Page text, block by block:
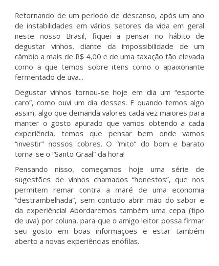
Retornando de um período de descanso, após um ano
de instabilidades em vários setores da vida em geral
neste nosso Brasil, fiquei a pensar no hábito de
degustar vinhos, diante da impossibilidade de um
câmbio a mais de R$ 4,00 e de uma taxação tão elevada
como a que temos sobre itens como o apaixonante
fermentado de uva...
Degustar vinhos tornou-se hoje em dia um “esporte
caro”, como ouvi um dia desses. E quando temos algo
assim, algo que demanda valores cada vez maiores para
manter o gosto apurado que vamos obtendo a cada
experiência, temos que pensar bem onde vamos
“investir” nossos cobres. O “mito” do bom e barato
torna-se o “Santo Graal” da hora!
Pensando nisso, começamos hoje uma série de
sugestões de vinhos chamados “honestos”, que nos
permitem remar contra a maré de uma economia
“destrambelhada”, sem contudo abrir mão do sabor e
da experiência! Abordaremos também uma cepa (tipo
de uva) por coluna, para que o amigo leitor possa firmar
seu gosto em boas informações e estar também
aberto a novas experiências enófilas.